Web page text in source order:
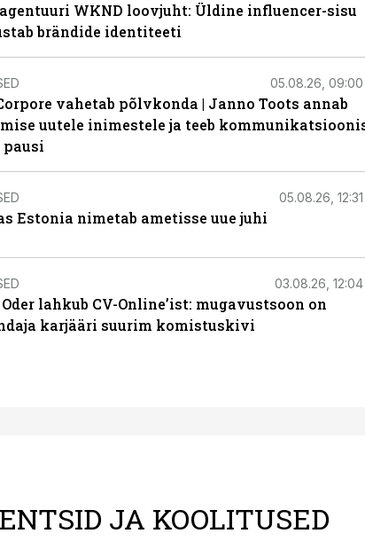
WKND loovjuht: Üldine influencer-sisu
brändide identiteeti
05.08.26, 09:00
vahetab põlvkonda | Janno Toots annab
uutele inimestele ja teeb
05.08.26, 12:31
Estonia nimetab ametisse uue juhi
03.08.26, 12:04
lahkub CV-Online’ist: mugavustsoon on
karjääri suurim komistuskivi
JA KOOLITUSED